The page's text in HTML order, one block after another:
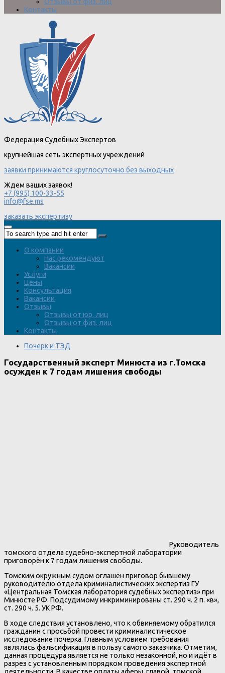
Отзывы от физ. лиц
Контакты
Федерация Судебных Экспертов
крупнейшая сеть экспертных учреждений
заявки принимаются круглосуточно без выходных
Ждем ваших заявок!
+7 (995) 100-33-55
info@fse.ms
заказать экспертизу
О компании
Нас рекомендуют
Вакансии
Услуги
Цены
Консультация
Вакансии
Отзывы
Отзывы от юр. лиц
Отзывы от физ. лиц
Контакты
Почерк и ТЭД
Государственный эксперт Минюста из г.Томска
осужден к 7 годам лишения свободы
Руководитель
томского отдела судебно-экспертной лаборатории
приговорён к 7 годам лишения свободы.
Томским окружным судом оглашён приговор бывшему
руководителю отдела криминалистических экспертиз ГУ
«Центральная Томская лаборатория судебных экспертиз» при
Минюсте РФ. Подсудимому инкриминированы ст. 290 ч. 2 п. «в»,
ст. 290 ч. 5. УК РФ.
В ходе следствия установлено, что к обвиняемому обратился
гражданин с просьбой провести криминалистическое
исследование почерка. Главным условием требования
являлась фальсификация в пользу самого заказчика. Отметим,
данная процедура является не только незаконной, но и идёт в
разрез с установленным порядком проведения экспертной